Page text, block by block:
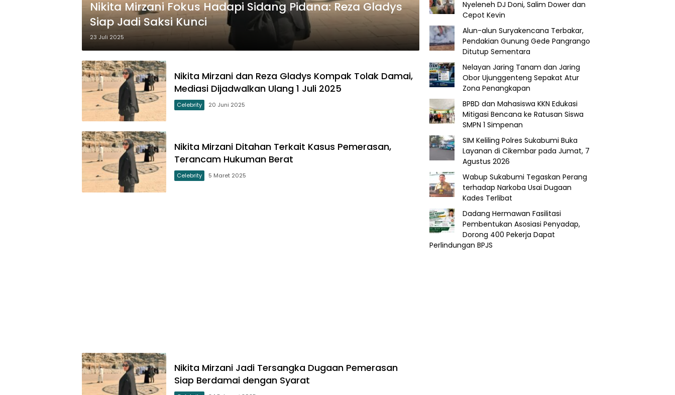
Nikita Mirzani Fokus Hadapi Sidang Pidana: Reza Gladys
Siap Jadi Saksi Kunci
23 Juli 2025
Nikita Mirzani dan Reza Gladys Kompak Tolak Damai,
Mediasi Dijadwalkan Ulang 1 Juli 2025
Celebrity 20 Juni 2025
Nikita Mirzani Ditahan Terkait Kasus Pemerasan,
Terancam Hukuman Berat
Celebrity 5 Maret 2025
Nikita Mirzani Jadi Tersangka Dugaan Pemerasan
Siap Berdamai dengan Syarat
Nyeleneh DJ Doni, Salim Dower dan
Cepot Kevin
Alun-alun Suryakencana Terbakar,
Pendakian Gunung Gede Pangrango
Ditutup Sementara
Nelayan Jaring Tanam dan Jaring
Obor Ujunggenteng Sepakat Atur
Zona Penangkapan
BPBD dan Mahasiswa KKN Edukasi
Mitigasi Bencana ke Ratusan Siswa
SMPN 1 Simpenan
SIM Keliling Polres Sukabumi Buka
Layanan di Cikembar pada Jumat, 7
Agustus 2026
Wabup Sukabumi Tegaskan Perang
terhadap Narkoba Usai Dugaan
Kades Terlibat
Dadang Hermawan Fasilitasi
Pembentukan Asosiasi Penyadap,
Dorong 400 Pekerja Dapat
Perlindungan BPJS